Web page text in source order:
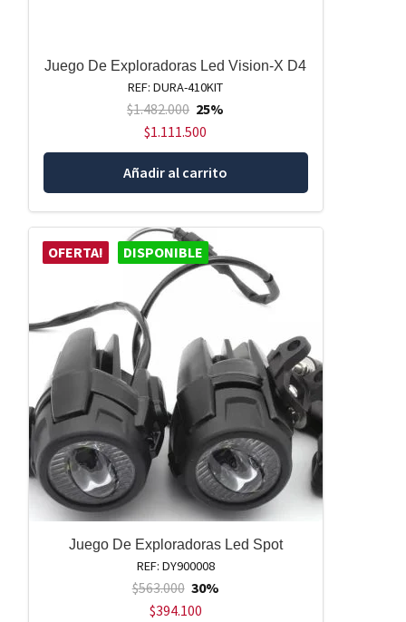
Juego De Exploradoras Led Vision-X D4
REF: DURA-410KIT
$1.482.000 25%
$1.111.500
Añadir al carrito
OFERTA! DISPONIBLE
Juego De Exploradoras Led Spot
REF: DY900008
$563.000 30%
$394.100